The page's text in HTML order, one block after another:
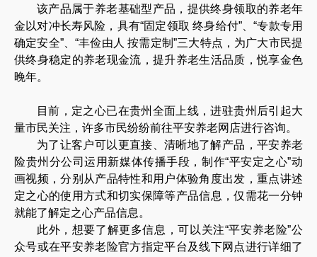
该产品属于养老基础型产品，提供终身领取的养老年
金以对冲长寿风险，具有“固定领取 终身给付”、“专款专用
确定安全”、“丰俭由人 按需定制”三大特点，为广大市民提
供终身稳定的养老现金流，提升养老生活品质，悦享金色
晚年。
目前，定之心已在贵州全面上线，进驻贵州后引起大
量市民关注，许多市民纷纷前往平安养老网店进行咨询。
为了让客户可以更直接、清晰地了解产品，平安养老
险贵州分公司运用新媒体传播手段，制作“平安定之心”动
画视频，分别从产品特性和用户体验角度出发，重点讲述
定之心的使用方式和切实保障等产品信息，仅需花一分钟
就能了解定之心产品信息。
此外，想要了解更多信息，可以关注“平安养老险”公
众号或在平安养老险官方指定平台及线下网点进行详细了